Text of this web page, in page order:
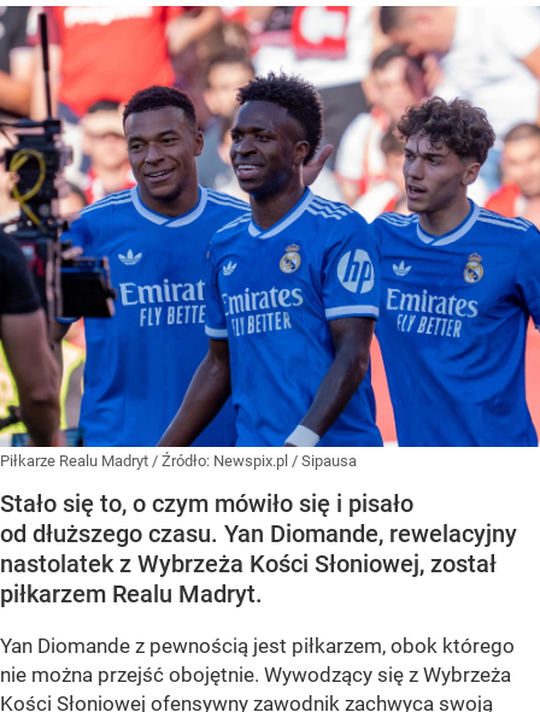
Piłkarze Realu Madryt / Źródło: Newspix.pl / Sipausa
Stało się to, o czym mówiło się i pisało
od dłuższego czasu. Yan Diomande, rewelacyjny
nastolatek z Wybrzeża Kości Słoniowej, został
piłkarzem Realu Madryt.
Yan Diomande z pewnością jest piłkarzem, obok którego
nie można przejść obojętnie. Wywodzący się z Wybrzeża
Kości Słoniowej ofensywny zawodnik zachwyca swoją